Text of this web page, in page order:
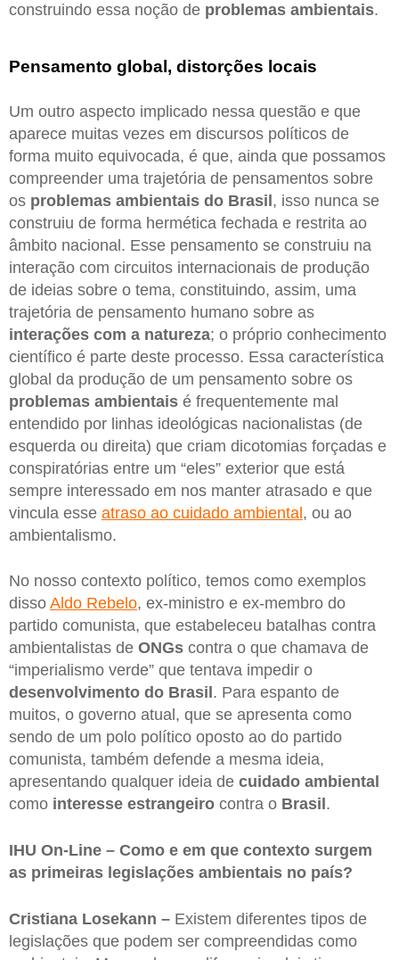
construindo essa noção de problemas ambientais.
Pensamento global, distorções locais
Um outro aspecto implicado nessa questão e que
aparece muitas vezes em discursos políticos de
forma muito equivocada, é que, ainda que possamos
compreender uma trajetória de pensamentos sobre
os problemas ambientais do Brasil, isso nunca se
construiu de forma hermética fechada e restrita ao
âmbito nacional. Esse pensamento se construiu na
interação com circuitos internacionais de produção
de ideias sobre o tema, constituindo, assim, uma
trajetória de pensamento humano sobre as
interações com a natureza; o próprio conhecimento
científico é parte deste processo. Essa característica
global da produção de um pensamento sobre os
problemas ambientais é frequentemente mal
entendido por linhas ideológicas nacionalistas (de
esquerda ou direita) que criam dicotomias forçadas e
conspiratórias entre um “eles” exterior que está
sempre interessado em nos manter atrasado e que
vincula esse atraso ao cuidado ambiental, ou ao
ambientalismo.
No nosso contexto político, temos como exemplos
disso Aldo Rebelo, ex-ministro e ex-membro do
partido comunista, que estabeleceu batalhas contra
ambientalistas de ONGs contra o que chamava de
“imperialismo verde” que tentava impedir o
desenvolvimento do Brasil . Para espanto de
muitos, o governo atual, que se apresenta como
sendo de um polo político oposto ao do partido
comunista, também defende a mesma ideia,
apresentando qualquer ideia de cuidado ambiental
como interesse estrangeiro contra o Brasil .
IHU On-Line – Como e em que contexto surgem
as primeiras legislações ambientais no país?
Cristiana Losekann – Existem diferentes tipos de
legislações que podem ser compreendidas como